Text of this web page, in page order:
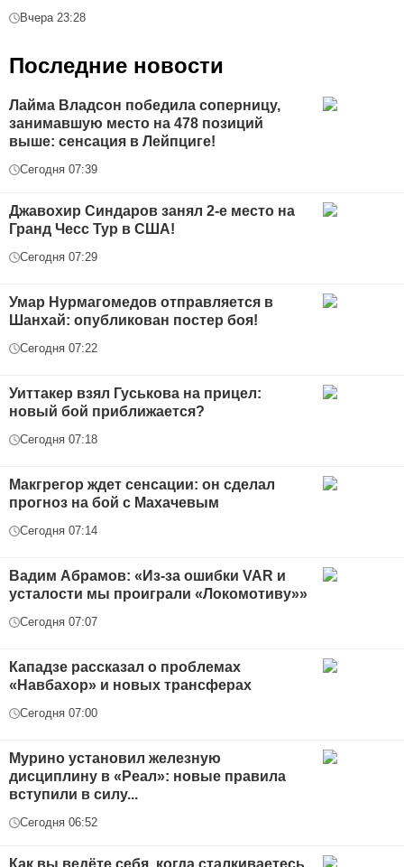
Вчера 23:28
Последние новости
Лайма Владсон победила соперницу,
занимавшую место на 478 позиций
выше: сенсация в Лейпциге!
Сегодня 07:39
Джавохир Синдаров занял 2-е место на
Гранд Чесс Тур в США!
Сегодня 07:29
Умар Нурмагомедов отправляется в
Шанхай: опубликован постер боя!
Сегодня 07:22
Уиттакер взял Гуськова на прицел:
новый бой приближается?
Сегодня 07:18
Макгрегор ждет сенсации: он сделал
прогноз на бой с Махачевым
Сегодня 07:14
Вадим Абрамов: «Из-за ошибки VAR и
усталости мы проиграли «Локомотиву»»
Сегодня 07:07
Кападзе рассказал о проблемах
«Навбахор» и новых трансферах
Сегодня 07:00
Мурино установил железную
дисциплину в «Реал»: новые правила
вступили в силу...
Сегодня 06:52